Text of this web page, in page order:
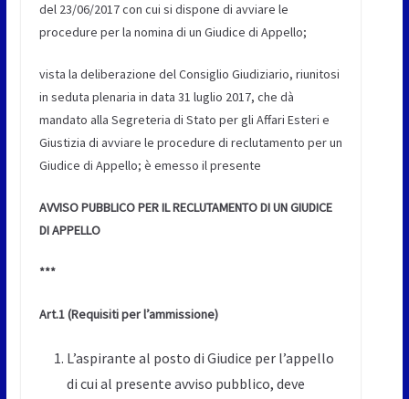
del 23/06/2017 con cui si dispone di avviare le
procedure per la nomina di un Giudice di Appello;
vista la deliberazione del Consiglio Giudiziario, riunitosi
in seduta plenaria in data 31 luglio 2017, che dà
mandato alla Segreteria di Stato per gli Affari Esteri e
Giustizia di avviare le procedure di reclutamento per un
Giudice di Appello; è emesso il presente
AVVISO PUBBLICO PER IL RECLUTAMENTO DI UN GIUDICE
DI APPELLO
***
Art.1(Requisiti per l’ammissione)
L’aspirante al posto di Giudice per l’appello
di cui al presente avviso pubblico, deve